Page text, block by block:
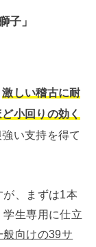
子」
激しい稽古に耐
小回りの効く
い支持を得て
、まずは1本
生専用に仕立
般向けの39サ